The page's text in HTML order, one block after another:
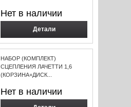
Нет в наличии
Детали
НАБОР (КОМПЛЕКТ)
СЦЕПЛЕНИЯ ЛАЧЕТТИ 1,6
(КОРЗИНА+ДИСК...
Нет в наличии